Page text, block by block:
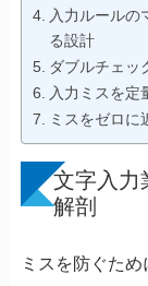
入力ルールの
る設計
ダブルチェッ
入力ミスを定
ミスをゼロに
文字入力
解剖
ミスを防ぐた